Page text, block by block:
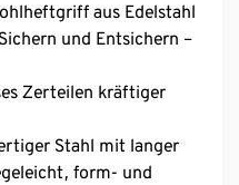
aus Edelstahl
und Entsichern –
Zerteilen kräftiger
Stahl mit langer
form- und